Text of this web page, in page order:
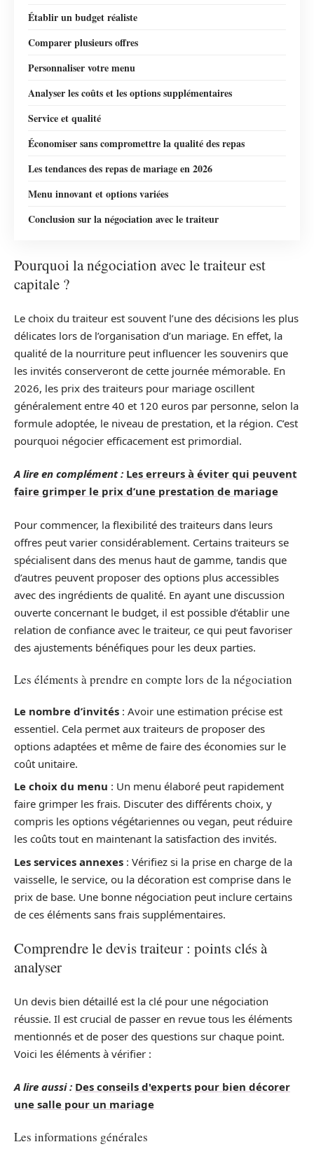
Établir un budget réaliste
Comparer plusieurs offres
Personnaliser votre menu
Analyser les coûts et les options supplémentaires
Service et qualité
Économiser sans compromettre la qualité des repas
Les tendances des repas de mariage en 2026
Menu innovant et options variées
Conclusion sur la négociation avec le traiteur
Pourquoi la négociation avec le traiteur est
capitale ?
Le choix du traiteur est souvent l’une des décisions les plus
délicates lors de l’organisation d’un mariage. En effet, la
qualité de la nourriture peut influencer les souvenirs que
les invités conserveront de cette journée mémorable. En
2026, les prix des traiteurs pour mariage oscillent
généralement entre 40 et 120 euros par personne, selon la
formule adoptée, le niveau de prestation, et la région. C’est
pourquoi négocier efficacement est primordial.
A lire en complément : Les erreurs à éviter qui peuvent
faire grimper le prix d’une prestation de mariage
Pour commencer, la flexibilité des traiteurs dans leurs
offres peut varier considérablement. Certains traiteurs se
spécialisent dans des menus haut de gamme, tandis que
d’autres peuvent proposer des options plus accessibles
avec des ingrédients de qualité. En ayant une discussion
ouverte concernant le budget, il est possible d’établir une
relation de confiance avec le traiteur, ce qui peut favoriser
des ajustements bénéfiques pour les deux parties.
Les éléments à prendre en compte lors de la négociation
Le nombre d’invités : Avoir une estimation précise est
essentiel. Cela permet aux traiteurs de proposer des
options adaptées et même de faire des économies sur le
coût unitaire.
Le choix du menu : Un menu élaboré peut rapidement
faire grimper les frais. Discuter des différents choix, y
compris les options végétariennes ou vegan, peut réduire
les coûts tout en maintenant la satisfaction des invités.
Les services annexes : Vérifiez si la prise en charge de la
vaisselle, le service, ou la décoration est comprise dans le
prix de base. Une bonne négociation peut inclure certains
de ces éléments sans frais supplémentaires.
Comprendre le devis traiteur : points clés à
analyser
Un devis bien détaillé est la clé pour une négociation
réussie. Il est crucial de passer en revue tous les éléments
mentionnés et de poser des questions sur chaque point.
Voici les éléments à vérifier :
A lire aussi : Des conseils d'experts pour bien décorer
une salle pour un mariage
Les informations générales